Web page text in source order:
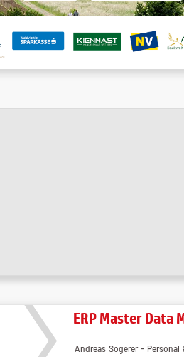
ERP Master Data
Andreas Sogerer - Personal